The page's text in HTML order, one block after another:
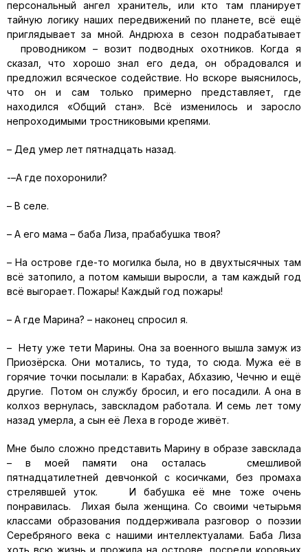
персональный ангел хранитель, или кто там планирует
тайную логику наших передвижений по планете, всё ещё
приглядывает за мной. Андрюха в сезон подрабатывает
проводником – возит подводных охотников. Когда я
сказал, что хорошо знал его деда, он обрадовался и
предложил всяческое содействие. Но вскоре выяснилось,
что он и сам только примерно представляет, где
находился «Общий стан». Всё изменилось и заросло
непроходимыми тростниковыми крепями.
– Дед умер лет пятнадцать назад.
-–А где похоронили?
– В селе.
– А его мама – баба Лиза, прабабушка твоя?
– На острове где-то могилка была, но в двухтысячных там
всё затопило, а потом камыши выросли, а там каждый год
всё выгорает. Пожары! Каждый год пожары!
– А где Марина? – наконец спросил я.
– Нету уже тети Марины. Она за военного вышла замуж из
Приозёрска. Они мотались, то туда, то сюда. Мужа её в
горячие точки посылали: в Карабах, Абхазию, Чечню и ещё
другие. Потом он службу бросил, и его посадили. А она в
колхоз вернулась, завскладом работала. И семь лет тому
назад умерла, а сын её Леха в городе живёт.
Мне было сложно представить Марину в образе завсклада
– в моей памяти она осталась смешливой
пятнадцатилетней девчонкой с косичками, без промаха
стрелявшей уток. И бабушка её мне тоже очень
понравилась. Лихая была женщина. Со своими четырьмя
классами образования поддерживала разговор о поэзии
Серебряного века с нашими интеллектуалами. Баба Лиза
хоть всю жизнь и прожила на острове, посреди коровьих